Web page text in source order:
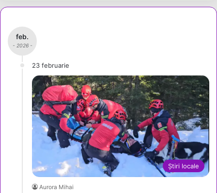
feb.
- 2026 -
23 februarie
Știri locale
Aurora Mihai